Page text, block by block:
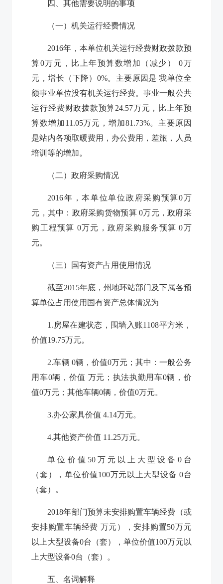
四、其他需要说明的事项
（一）机关运行经费情况
2016年，本单位机关运行经费财政拨款预
算0万元，比上年预算数增加（减少）0万
元，增长（下降） 0%。主要原因是我单位全
额事业单位没有机关运行经费。事业一般公共
运行经费财政拨款预算24.57万元，比上年预
算数增加11.05万元， 增加81.73%。主要原因
是站内各项取暖费用，办公费用，差旅，人员
培训等的增加。
（二）政府采购情况
2016年，本单位单位政府采购预算0万
元，其中：政府采购货物预算0万元，政府采
购工程预算 0万元，政府采购服务预算0万
元。
（三）国有资产占用使用情况
截至201 5年底， 州地环站部门及下属各预
算单位占用使用国有资产总体情况为
1.房屋在建状态，围墙入账1108平方米，
价值19.75万元。
2.车辆 0辆，价值0万元；其中：一般公务
用车0辆，价值 万元；执法执勤用车0辆，价
值0万元；其他车辆0辆，价值0万元。
3.办公家具价值4.14万元。
4.其他资产价值 11.25万元。
单位价值50万元以上大型设备 0台
（套），单位价值100万元以上大型设备 0台
（套）。
2018年部门预算未安排购置车辆经费（或
安排购置车辆经费 万元），安排购置50万元
以上大型设备0台（套），单位价值100万元以
上大型设备0台（套）。
五、名词解释